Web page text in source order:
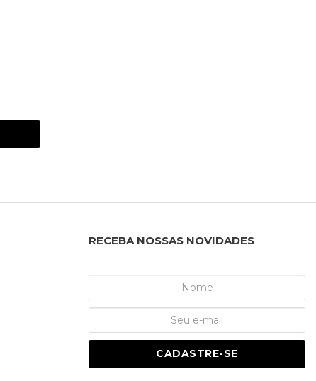
RECEBA NOSSAS NOVIDADES
CADASTRE-SE